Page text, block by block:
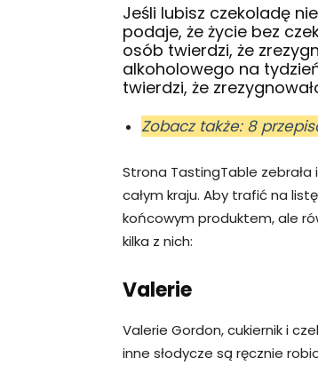
Jeśli lubisz czekoladę
podaje, że życie bez
osób twierdzi, że
alkoholowego na
twierdzi, że
Zobacz także: 8
Strona TastingTable
całym kraju. Aby trafić na
końcowym produktem, ale
kilka z nich:
Valerie
Valerie Gordon, cukiernik i
inne słodycze są ręcznie